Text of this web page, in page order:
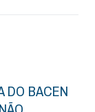
DO BACEN